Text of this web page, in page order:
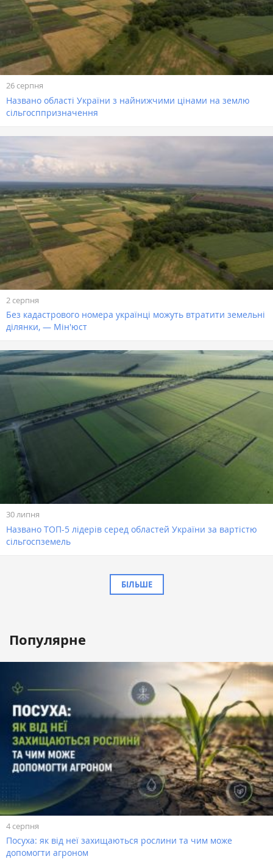
26 серпня
Названо області України з найнижчими цінами на землю
сільгосппризначення
2 серпня
Без кадастрового номера українці можуть втратити земельні
ділянки, — Мін'юст
30 липня
Названо ТОП-5 лідерів серед областей України за вартістю
сільгоспземель
БІЛЬШЕ
Популярне
4 серпня
Посуха: як від неї захищаються рослини та чим може
допомогти агроном